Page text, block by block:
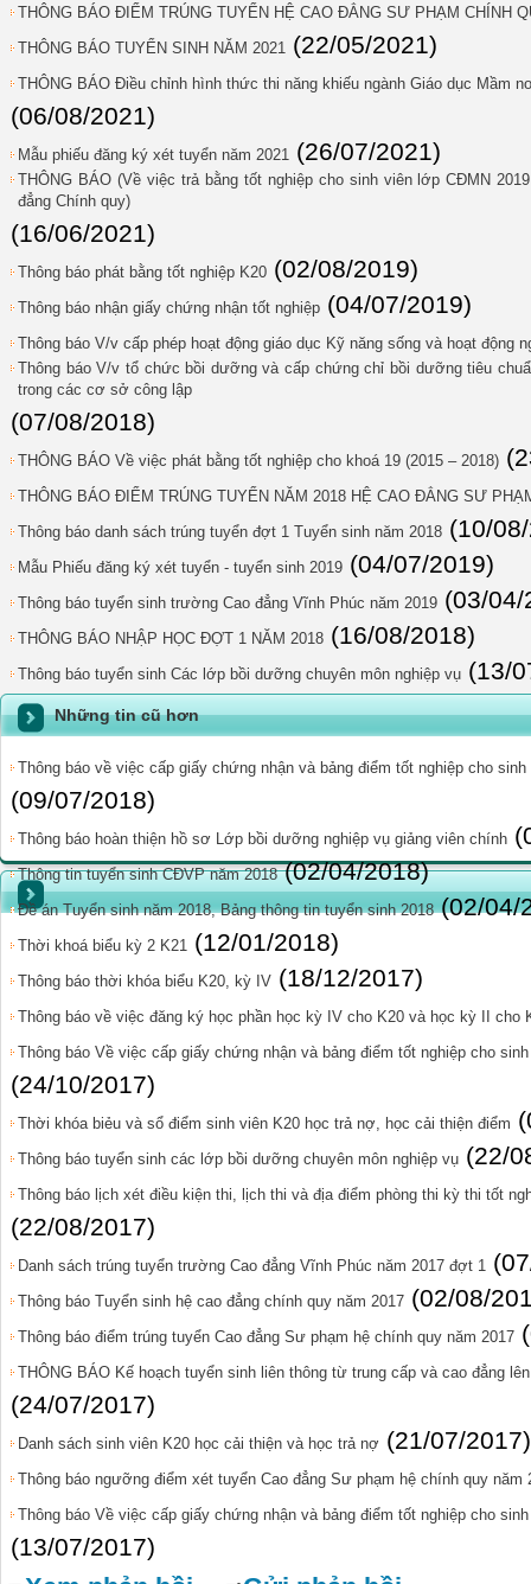
THÔNG BÁO ĐIỂM TRÚNG TUYỂN HỆ CAO ĐẲNG SƯ PHẠM CHÍNH
THÔNG BÁO TUYỂN SINH NĂM 2021 (22/05/2021)
THÔNG BÁO Điều chỉnh hình thức thi năng khiếu ngành Giáo dục Mầm
(06/08/2021)
Mẫu phiếu đăng ký xét tuyển năm 2021 (26/07/2021)
THÔNG BÁO (Về việc trả bằng tốt nghiệp cho sinh viên lớp CĐMN
đẳng Chính quy)
(16/06/2021)
Thông báo phát bằng tốt nghiệp K20 (02/08/2019)
Thông báo nhận giấy chứng nhận tốt nghiệp (04/07/2019)
Thông báo V/v cấp phép hoạt động giáo dục Kỹ năng sống và hoạt động
Thông báo V/v tổ chức bồi dưỡng và cấp chứng chỉ bồi dưỡng tiêu
trong các cơ sở công lập
(07/08/2018)
THÔNG BÁO Về việc phát bằng tốt nghiệp cho khoá 19 (2015 – 2018)
THÔNG BÁO ĐIỂM TRÚNG TUYỂN NĂM 2018 HỆ CAO ĐẲNG SƯ
Thông báo danh sách trúng tuyển đợt 1 Tuyển sinh năm 2018 (10/
Mẫu Phiếu đăng ký xét tuyển - tuyển sinh 2019 (04/07/2019)
Thông báo tuyển sinh trường Cao đẳng Vĩnh Phúc năm 2019 (03/04/
THÔNG BÁO NHẬP HỌC ĐỢT 1 NĂM 2018 (16/08/2018)
Thông báo tuyển sinh Các lớp bồi dưỡng chuyên môn nghiệp vụ (13/
Những tin cũ hơn
Thông báo về việc cấp giấy chứng nhận và bảng điểm tốt nghiệp cho
(09/07/2018)
Thông báo hoàn thiện hồ sơ Lớp bồi dưỡng nghiệp vụ giảng viên chính
Thông tin tuyển sinh CĐVP năm 2018 (02/04/2018)
Đề án Tuyển sinh năm 2018, Bảng thông tin tuyển sinh 2018 (02/04/
Thời khoá biểu kỳ 2 K21 (12/01/2018)
Thông báo thời khóa biểu K20, kỳ IV (18/12/2017)
Thông báo về việc đăng ký học phần học kỳ IV cho K20 và học kỳ II cho
Thông báo Về việc cấp giấy chứng nhận và bảng điểm tốt nghiệp cho
(24/10/2017)
Thời khóa biẻu và sổ điểm sinh viên K20 học trả nợ, học cải thiện điểm
Thông báo tuyển sinh các lớp bồi dưỡng chuyên môn nghiệp vụ (22/
Thông báo lịch xét điều kiện thi, lịch thi và địa điểm phòng thi kỳ thi tốt
(22/08/2017)
Danh sách trúng tuyển trường Cao đẳng Vĩnh Phúc năm 2017 đợt 1
Thông báo Tuyển sinh hệ cao đẳng chính quy năm 2017 (02/08/
Thông báo điểm trúng tuyển Cao đẳng Sư phạm hệ chính quy năm 2017
THÔNG BÁO Kế hoạch tuyển sinh liên thông từ trung cấp và cao đẳng
(24/07/2017)
Danh sách sinh viên K20 học cải thiện và học trả nợ (21/07/2017)
Thông báo ngưỡng điểm xét tuyển Cao đẳng Sư phạm hệ chính quy năm
Thông báo Về việc cấp giấy chứng nhận và bảng điểm tốt nghiệp cho
(13/07/2017)